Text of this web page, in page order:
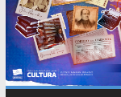
Catálogo temático